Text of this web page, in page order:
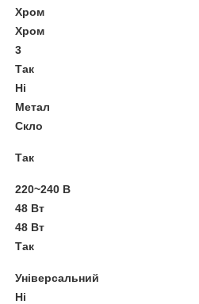
Хром
Хром
3
Так
Ні
Метал
Скло
Так
220~240 В
48 Вт
48 Вт
Так
Універсальний
Ні